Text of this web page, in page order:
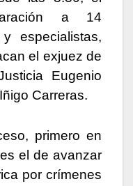
a 14
especialistas,
el exjuez de
Eugenio
Carreras.
primero en
el de avanzar
por crímenes